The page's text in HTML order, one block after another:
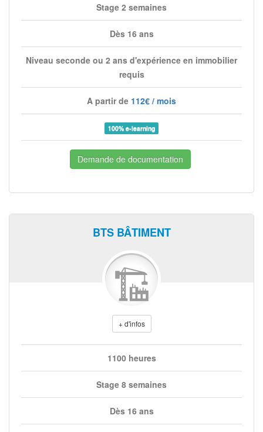
Stage 2 semaines
Dès 16 ans
Niveau seconde ou 2 ans d'expérience en immobilier
requis
A partir de 112€ / mois
100% e-learning
Demande de documentation
BTS BÂTIMENT
+ d'infos
1100 heures
Stage 8 semaines
Dès 16 ans